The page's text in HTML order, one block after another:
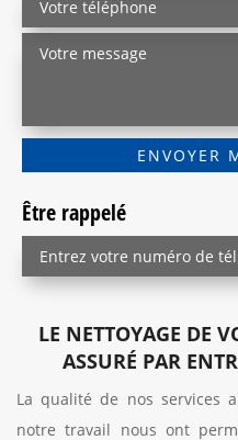
Être rappelé
LE NETTOYAGE DE
ASSURÉ PAR
La qualité de nos services
notre travail nous ont